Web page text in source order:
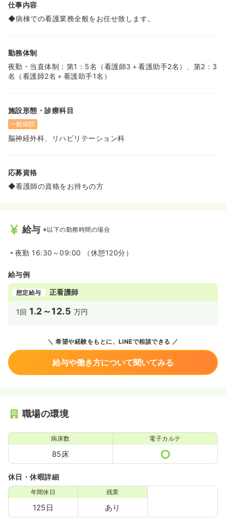
をご希望の方も安心です！
仕事内容
◆病棟での看護業務全般をお任せ致します。
勤務体制
夜勤・当直体制：第1：5名（看護師3＋看護助手2名）、第2：3
名（看護師2名＋看護助手1名）
施設形態・診療科目
一般病院
脳神経外科、リハビリテーション科
応募資格
◆看護師の資格をお持ちの方
給与 ※以下の勤務時間の場合
夜勤 16:30～09:00 （休憩120分）
給与例
想定給与 正看護師
1回 1.2～12.5 万円
希望や経験をもとに、LINEで相談できる
給与や働き方について聞いてみる
職場の環境
病床数
85床
電子カルテ
休日・休暇詳細
年間休日
125日
残業
あり